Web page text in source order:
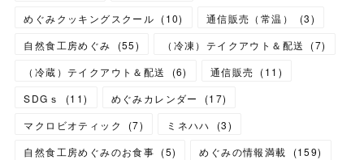
めぐみクッキングスクール (10) 通信販売（常温） (3)
自然食工房めぐみ
(55) （冷凍）テイクアウト＆配送 (7)
（冷蔵）テイクアウト＆配送
(6) 通信販売 (11 )
SDGｓ
(11) めぐみカレンダー (17)
マクロビオティック
(7) ミネハハ (3)
自然食工房めぐみのお食事 (5) めぐみの情報満載 (159)